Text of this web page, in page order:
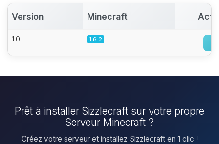
Version Minecraft
1.0 1.6.2
Prêt à installer Sizzlecraft sur votre propre
Serveur Minecraft ?
Créez votre serveur et installez Sizzlecraft en 1 clic !